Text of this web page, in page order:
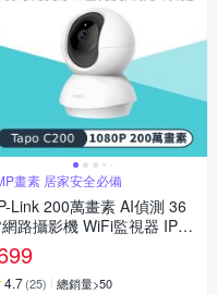
畫素 居家安全必備
Link 200萬畫素 AI偵測 36
路攝影機 WiFi監視器 IPCA
(雙向語音/支援512G /寵物/
/長輩/Tapo C200)
4.7(25) 總銷量>50